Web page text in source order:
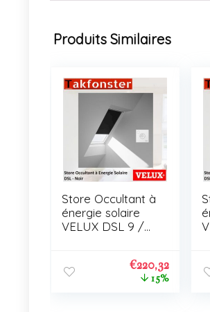
Produits Similaires
Store Occultant à
énergie solaire
VELUX DSL 9 /
€220,32
15%